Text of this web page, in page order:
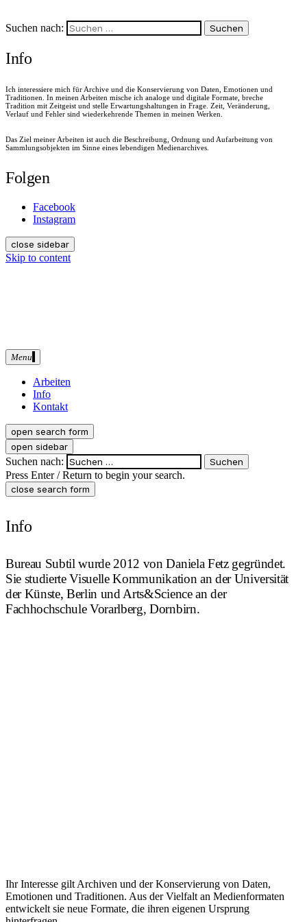
Suchen nach:
Info
Ich interessiere mich für Archive und die Konservierung von Daten, Emotionen und
Traditionen. In meinen Arbeiten mische ich analoge und digitale Formate, breche
Tradition mit Zeitgeist und stelle Erwartungshaltungen in Frage. Zeit, Veränderung,
Verlauf und Fehler sind wiederkehrende Themen in meinen Werken.
Das Ziel meiner Arbeiten ist auch die Beschreibung, Ordnung und Aufarbeitung von
Sammlungsobjekten im Sinne eines lebendigen Medienarchives.
Folgen
Facebook
Instagram
close sidebar
Skip to content
Bureau Subtil
Menu
Arbeiten
Info
Kontakt
open search form
open sidebar
Suchen nach:
Press Enter / Return to begin your search.
close search form
Info
Bureau Subtil wurde 2012 von Daniela Fetz gegründet.
Sie studierte Visuelle Kommunikation an der Universität
der Künste, Berlin und Arts&Science an der
Fachhochschule Vorarlberg, Dornbirn.
Ihr Interesse gilt Archiven und der Konservierung von Daten,
Emotionen und Traditionen. Aus der Vielfalt an Medienformaten
entwickelt sie neue Formate, die ihren eigenen Ursprung